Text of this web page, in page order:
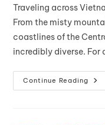
Traveling across
From the misty
coastlines of the
incredibly diverse.
Continue Reading